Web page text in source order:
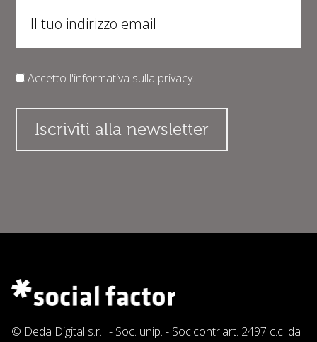
Accetto l'informativa sulla privacy.
© Deda Digital s.r.l. - Soc. unip. - Soc.contr.art. 2497 c.c. da